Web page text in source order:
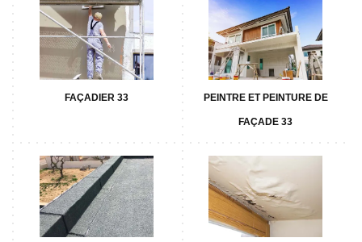
FAÇADIER 33 PEINTRE ET PEINTURE DE
FAÇADE 33